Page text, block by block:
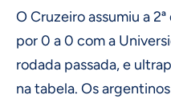
O Cruzeiro assumiu a
por 0 a 0 com a
rodada passada, e
na tabela. Os